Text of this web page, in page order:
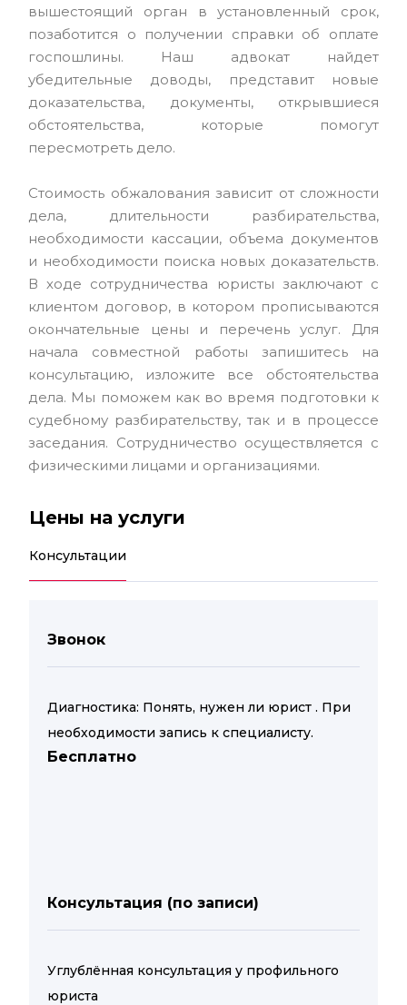
вышестоящий орган в установленный срок,
позаботится о получении справки об оплате
госпошлины. Наш адвокат найдет
убедительные доводы, представит новые
доказательства, документы, открывшиеся
обстоятельства, которые помогут
пересмотреть дело.
Стоимость обжалования зависит от сложности
дела, длительности разбирательства,
необходимости кассации, объема документов
и необходимости поиска новых доказательств.
В ходе сотрудничества юристы заключают с
клиентом договор, в котором прописываются
окончательные цены и перечень услуг. Для
начала совместной работы запишитесь на
консультацию, изложите все обстоятельства
дела. Мы поможем как во время подготовки к
судебному разбирательству, так и в процессе
заседания. Сотрудничество осуществляется с
физическими лицами и организациями.
Цены на услуги
Консультации
Звонок
Диагностика: Понять, нужен ли юрист . При
необходимости запись к специалисту.
Бесплатно
Консультация (по записи)
Углублённая консультация у профильного
юриста